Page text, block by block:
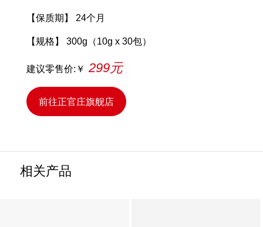
【保质期】 24个月
【规格】 300g（10g x 30包）
建议零售价:￥ 299元
前往正官庄旗舰店
相关产品